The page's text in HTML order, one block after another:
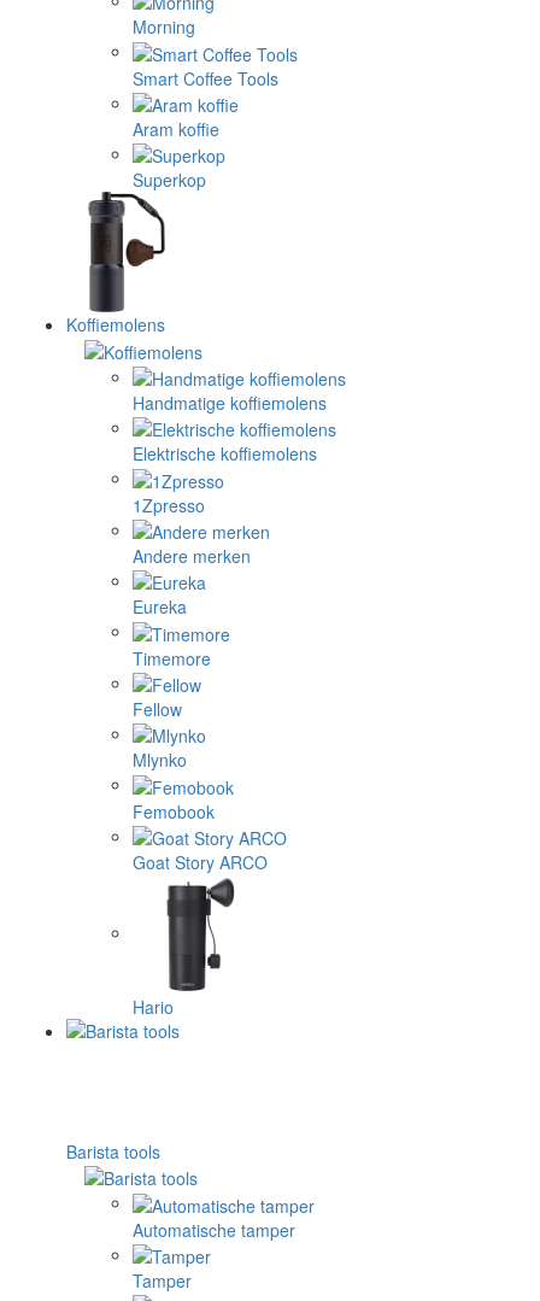
Morning
Smart Coffee Tools
Aram koffie
Superkop
Koffiemolens
Handmatige koffiemolens
Elektrische koffiemolens
1Zpresso
Andere merken
Eureka
Timemore
Fellow
Mlynko
Femobook
Goat Story ARCO
Hario
Barista tools
Automatische tamper
Tamper